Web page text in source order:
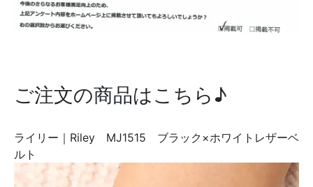
ご注文の商品はこちら♪
ライリー｜Riley MJ1515 ブラック×ホワイトレザーベ
ルト